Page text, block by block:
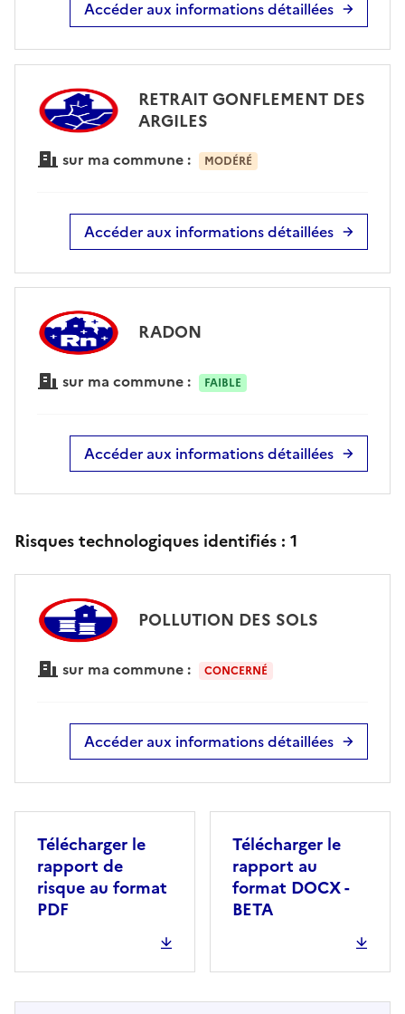
Accéder aux informations détaillées
RETRAIT GONFLEMENT DES
ARGILES
sur ma commune : MODÉRÉ
Accéder aux informations détaillées
RADON
sur ma commune : FAIBLE
Accéder aux informations détaillées
Risques technologiques identifiés : 1
POLLUTION DES SOLS
sur ma commune : CONCERNÉ
Accéder aux informations détaillées
Télécharger le
rapport de
risque au format
PDF
Télécharger le
rapport au
format DOCX -
BETA